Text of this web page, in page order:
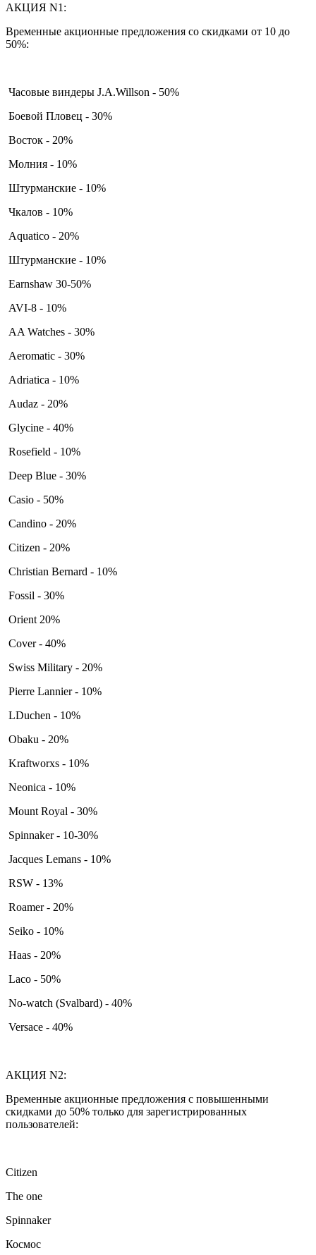
АКЦИЯ N1:
Временные акционные предложения со скидками от 10 до
50%:
Часовые виндеры J.A.Willson - 50%
Боевой Пловец - 30%
Восток - 20%
Молния - 10%
Штурманские - 10%
Чкалов - 10%
Aquatico - 20%
Штурманские - 10%
Earnshaw 30-50%
AVI-8 - 10%
AA Watches - 30%
Aeromatic - 30%
Adriatica - 10%
Audaz - 20%
Glycine - 40%
Rosefield - 10%
Deep Blue - 30%
Casio - 50%
Candino - 20%
Citizen - 20%
Christian Bernard - 10%
Fossil - 30%
Orient 20%
Cover - 40%
Swiss Military - 20%
Pierre Lannier - 10%
LDuchen - 10%
Obaku - 20%
Kraftworxs - 10%
Neonica - 10%
Mount Royal - 30%
Spinnaker - 10-30%
Jacques Lemans - 10%
RSW - 13%
Roamer - 20%
Seiko - 10%
Haas - 20%
Laco - 50%
No-watch (Svalbard) - 40%
Versace - 40%
АКЦИЯ N2:
Временные акционные предложения с повышенными
скидками до 50% только для зарегистрированных
пользователей:
Citizen
The one
Spinnaker
Космос